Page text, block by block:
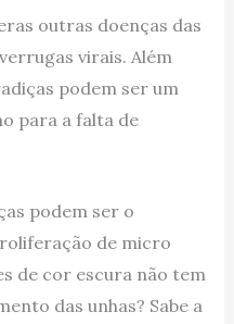
outras doenças das
virais. Além
podem ser um
para a falta de
podem ser o
de micro
de cor escura não tem
das unhas? Sabe a